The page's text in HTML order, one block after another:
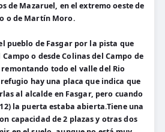
de Mazaruel, en el extremo oeste de
o de Martín Moro.
pueblo de Fasgar por la pista que
o desde Colinas del Campo de
todo el valle del Rio
hay una placa que indica que
al alcalde en Fasgar, pero cuando
la puerta estaba abierta.Tiene una
capacidad de 2 plazas y otras dos